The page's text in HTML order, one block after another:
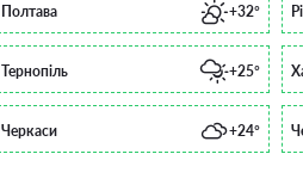
Полтава +32°
Тернопіль +25°
Черкаси +24°